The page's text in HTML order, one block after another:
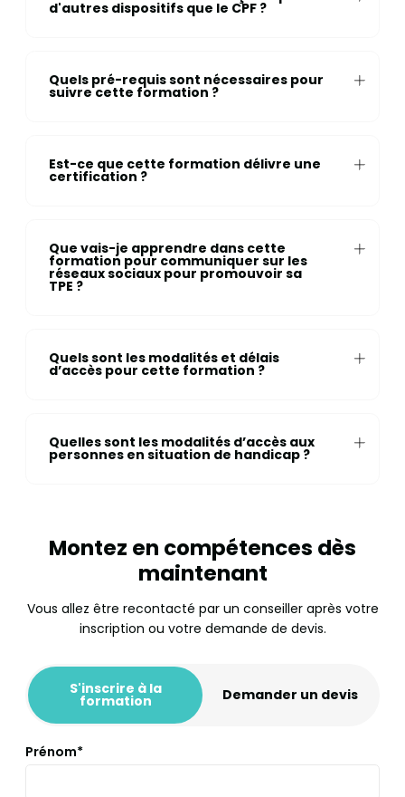
d'autres dispositifs que le CPF ?
Quels pré-requis sont nécessaires pour
suivre cette formation ?
Est-ce que cette formation délivre une
certification ?
Que vais-je apprendre dans cette
formation pour communiquer sur les
réseaux sociaux pour promouvoir sa
TPE ?
Quels sont les modalités et délais
d’accès pour cette formation ?
Quelles sont les modalités d’accès aux
personnes en situation de handicap ?
Montez en compétences dès
maintenant
Vous allez être recontacté par un conseiller après votre
inscription ou votre demande de devis.
S'inscrire à la
formation Demander un devis
Prénom*